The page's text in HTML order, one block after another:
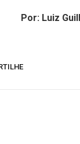
Por: Luiz